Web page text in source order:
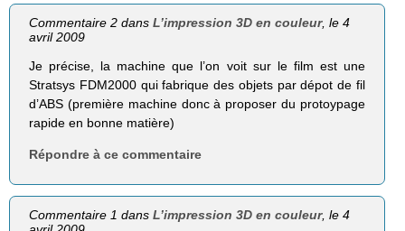
Commentaire 2 dansL’impression 3D en couleur, le 4
avril 2009
Je précise, la machine que l’on voit sur le film est une
Stratsys FDM2000 qui fabrique des objets par dépot de fil
d’ABS (première machine donc à proposer du protoypage
rapide en bonne matière)
Répondre à ce commentaire
Commentaire 1 dansL’impression 3D en couleur, le 4